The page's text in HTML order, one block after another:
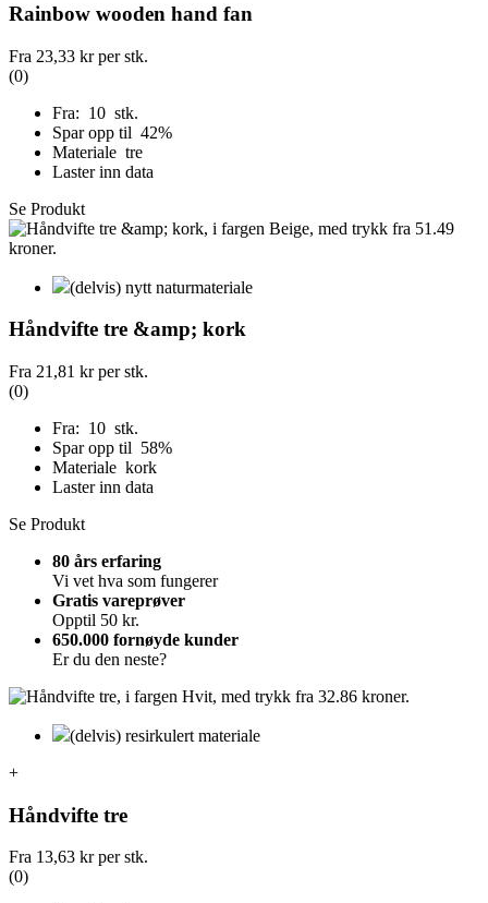
Rainbow wooden hand fan
Fra 23,33 krper stk.
(0)
Fra: 10 stk.
Spar opp til 42%
Materiale tre
Laster inn data
Se Produkt
(delvis) nytt naturmateriale
Håndvifte tre &amp; kork
Fra 21,81 krper stk.
(0)
Fra: 10 stk.
Spar opp til 58%
Materiale kork
Laster inn data
Se Produkt
80 års erfaring
Vi vet hva som fungerer
Gratis vareprøver
Opptil 50 kr.
650.000 fornøyde kunder
Er du den neste?
(delvis) resirkulert materiale
+
Håndvifte tre
Fra 13,63 krper stk.
(0)